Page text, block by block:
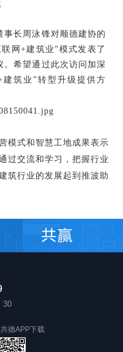
长周泳锋对顺德建协的
网+建筑业”模式发表了
希望通过此次访问加深
筑业”转型升级提供方
模式和智慧工地成果表示
过交流和学习，把握行业
筑行业的发展起到推波助
30
德APP下载